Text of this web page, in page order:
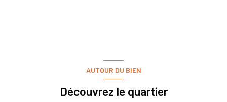
AUTOUR DU BIEN
Découvrez le quartier